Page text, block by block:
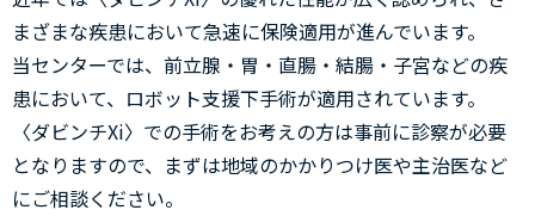
まざまな疾患において急速に保険適用が進んでいます。
当センターでは、前立腺・胃・直腸・結腸・子宮などの疾
患において、ロボット支援下手術が適用されています。
〈ダビンチXi〉での手術をお考えの方は事前に診察が必要
となりますので、まずは地域のかかりつけ医や主治医など
にご相談ください。